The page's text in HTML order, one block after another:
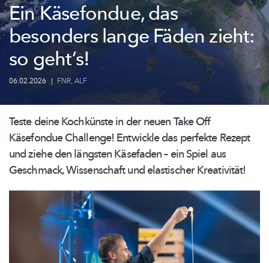
Ein Käsefondue, das
besonders lange Fäden zieht:
so geht’s!
06.02.2026 | FNR, ALF
Teste deine Kochkünste in der neuen Take Off
Käsefondue Challenge! Entwickle das perfekte Rezept
und ziehe den längsten Käsefaden – ein Spiel aus
Geschmack, Wissenschaft und elastischer Kreativität!